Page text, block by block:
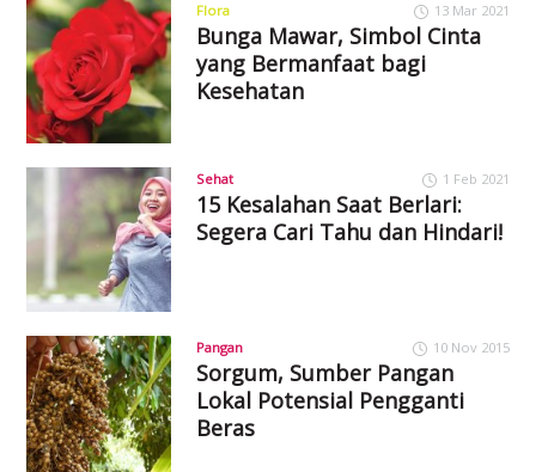
Flora 13 Mar 2021
Bunga Mawar, Simbol Cinta
yang Bermanfaat bagi
Kesehatan
Sehat 1 Feb 2021
15 Kesalahan Saat Berlari:
Segera Cari Tahu dan Hindari!
Pangan 10 Nov 2015
Sorgum, Sumber Pangan
Lokal Potensial Pengganti
Beras